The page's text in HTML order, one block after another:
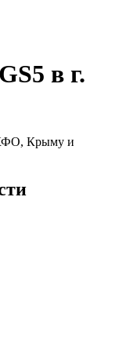
в г.
Крыму и